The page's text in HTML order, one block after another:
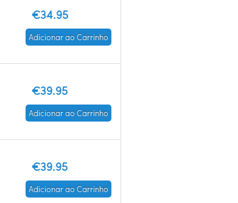
€34.95
Adicionar ao Carrinho
€39.95
Adicionar ao Carrinho
€39.95
Adicionar ao Carrinho